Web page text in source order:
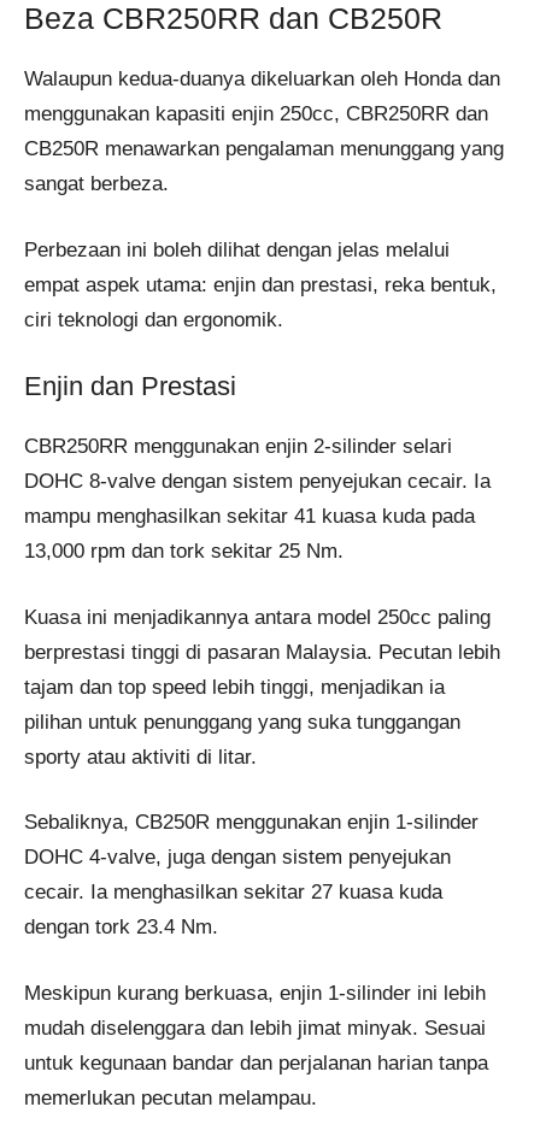
Beza CBR250RR dan CB250R
Walaupun kedua-duanya dikeluarkan oleh Honda dan
menggunakan kapasiti enjin 250cc, CBR250RR dan
CB250R menawarkan pengalaman menunggang yang
sangat berbeza.
Perbezaan ini boleh dilihat dengan jelas melalui
empat aspek utama: enjin dan prestasi, reka bentuk,
ciri teknologi dan ergonomik.
Enjin dan Prestasi
CBR250RR menggunakan enjin 2-silinder selari
DOHC 8-valve dengan sistem penyejukan cecair. Ia
mampu menghasilkan sekitar 41 kuasa kuda pada
13,000 rpm dan tork sekitar 25 Nm.
Kuasa ini menjadikannya antara model 250cc paling
berprestasi tinggi di pasaran Malaysia. Pecutan lebih
tajam dan top speed lebih tinggi, menjadikan ia
pilihan untuk penunggang yang suka tunggangan
sporty atau aktiviti di litar.
Sebaliknya, CB250R menggunakan enjin 1-silinder
DOHC 4-valve, juga dengan sistem penyejukan
cecair. Ia menghasilkan sekitar 27 kuasa kuda
dengan tork 23.4 Nm.
Meskipun kurang berkuasa, enjin 1-silinder ini lebih
mudah diselenggara dan lebih jimat minyak. Sesuai
untuk kegunaan bandar dan perjalanan harian tanpa
memerlukan pecutan melampau.